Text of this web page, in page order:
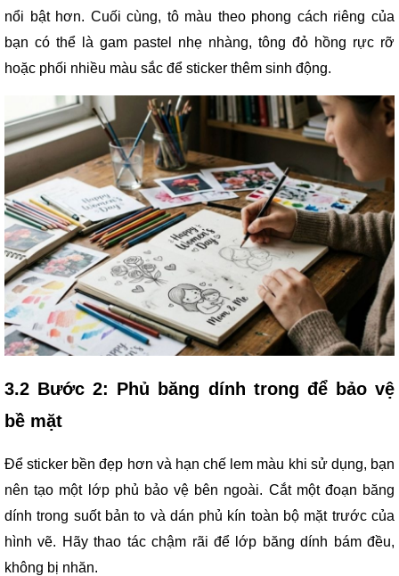
nổi bật hơn. Cuối cùng, tô màu theo phong cách riêng của
bạn có thể là gam pastel nhẹ nhàng, tông đỏ hồng rực rỡ
hoặc phối nhiều màu sắc để sticker thêm sinh động.
3.2 Bước 2: Phủ băng dính trong để bảo vệ
bề mặt
Để sticker bền đẹp hơn và hạn chế lem màu khi sử dụng, bạn
nên tạo một lớp phủ bảo vệ bên ngoài. Cắt một đoạn băng
dính trong suốt bản to và dán phủ kín toàn bộ mặt trước của
hình vẽ. Hãy thao tác chậm rãi để lớp băng dính bám đều,
không bị nhăn.